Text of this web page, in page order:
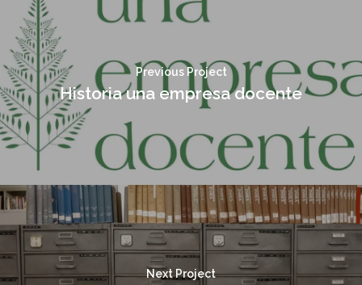
Previous Project
Historia una empresa docente
Next Project